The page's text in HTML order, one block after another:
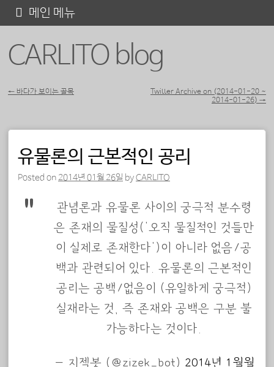
CARLITO blog
메인 메뉴
텐
← 바다가 보이는 골목
Twitter Archive on (2014-01-20 ~
2014-01-26) →
유물론의 근본적인 공리
Posted on 2014년 01월 26일 byCARLITO
관념론과 유물론 사이의 궁극적 분수령
은 존재의 물질성('오직 물질적인 것들만
이 실제로 존재한다')이 아니라 없음/공
백과 관련되어 있다. 유물론의 근본적인
공리는 공백/없음이 (유일하게 궁극적)
실재라는 것, 즉 존재와 공백은 구분 불
가능하다는 것이다.
— 지젝봇 (@zizek_bot) 2014년 1월월